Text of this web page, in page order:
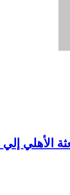
الأهلي